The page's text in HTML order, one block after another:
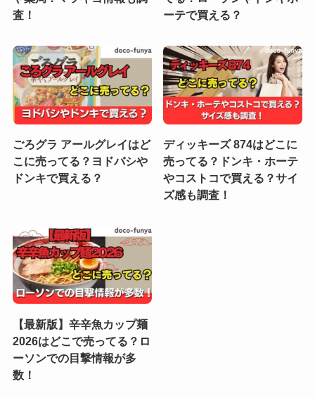
査！
ーテで買える？
ごろグラ アールグレイはど
こに売ってる？ヨドバシや
ドンキで買える？
ディッキーズ 874はどこに
売ってる？ドンキ・ホーテ
やコストコで買える？サイ
ズ感も調査！
【最新版】辛辛魚カップ麺
2026はどこで売ってる？ロ
ーソンでの目撃情報が多
数！